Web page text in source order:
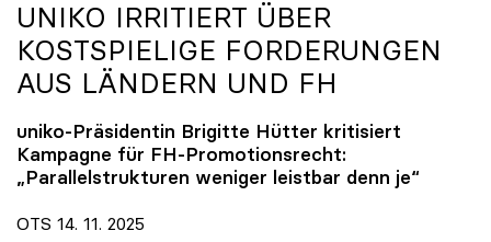
UNIKO IRRITIERT ÜBER
KOSTSPIELIGE FORDERUNGEN
AUS LÄNDERN UND FH
uniko-Präsidentin Brigitte Hütter kritisiert
Kampagne für FH-Promotionsrecht:
„Parallelstrukturen weniger leistbar denn je“
OTS 14. 11. 2025